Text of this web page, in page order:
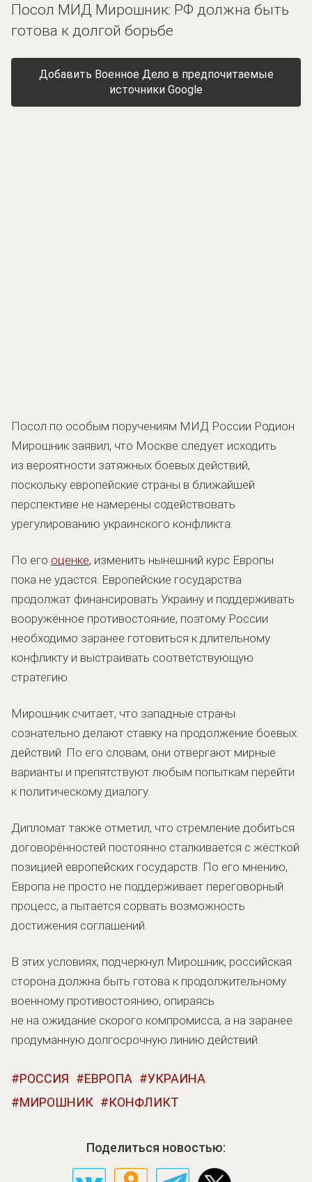
Посол МИД Мирошник: РФ должна быть
готова к долгой борьбе
Добавить Военное Дело в предпочитаемые
источники Google
Посол по особым поручениям МИД России Родион
Мирошник заявил, что Москве следует исходить
из вероятности затяжных боевых действий,
поскольку европейские страны в ближайшей
перспективе не намерены содействовать
урегулированию украинского конфликта.
По его оценке, изменить нынешний курс Европы
пока не удастся. Европейские государства
продолжат финансировать Украину и поддерживать
вооружённое противостояние, поэтому России
необходимо заранее готовиться к длительному
конфликту и выстраивать соответствующую
стратегию.
Мирошник считает, что западные страны
сознательно делают ставку на продолжение боевых
действий. По его словам, они отвергают мирные
варианты и препятствуют любым попыткам перейти
к политическому диалогу.
Дипломат также отметил, что стремление добиться
договорённостей постоянно сталкивается с жёсткой
позицией европейских государств. По его мнению,
Европа не просто не поддерживает переговорный
процесс, а пытается сорвать возможность
достижения соглашений.
В этих условиях, подчеркнул Мирошник, российская
сторона должна быть готова к продолжительному
военному противостоянию, опираясь
не на ожидание скорого компромисса, а на заранее
продуманную долгосрочную линию действий.
РОССИЯ ЕВРОПА
УКРАИНА
МИРОШНИК
КОНФЛИКТ
Поделиться новостью: